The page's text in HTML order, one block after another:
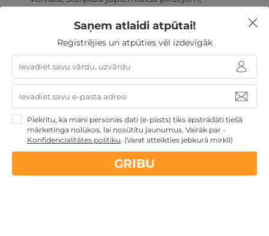
skaidru naudu.
Nekādasapkalpošanas un administrācijas maksas
14 dienunaudas atmaksas garantija
Kvalitatīva klientuapkalpošana
Saņem atlaidi atpūtai!
Reģistrējies un atpūties vēl izdevīgāk
Piekrītu, ka mani personas dati (e-pasts) tiks apstrādāti tiešā
mārketinga nolūkos, lai nosūtītu jaunumus. Vairāk par -
Konfidencialitātes politiku. (Varat atteikties jebkurā mirklī)
GRIBU